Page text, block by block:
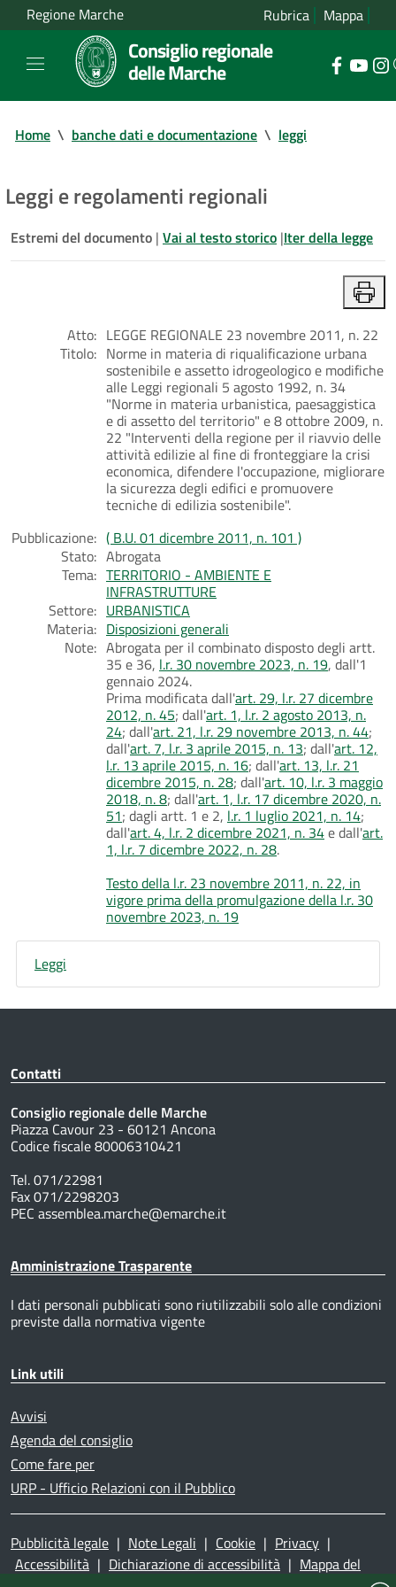
Regione Marche Rubrica Mappa
Consiglio regionale
delle Marche
Home \ banche dati e documentazione \ leggi
Leggi e regolamenti regionali
Estremi del documento | Vai al testo storico |Iter della legge
Atto: LEGGE REGIONALE 23 novembre 2011, n. 22
Titolo: Norme in materia di riqualificazione urbana
sostenibile e assetto idrogeologico e modifiche
alle Leggi regionali 5 agosto 1992, n. 34
"Norme in materia urbanistica, paesaggistica
e di assetto del territorio" e 8 ottobre 2009, n.
22 "Interventi della regione per il riavvio delle
attività edilizie al fine di fronteggiare la crisi
economica, difendere l'occupazione, migliorare
la sicurezza degli edifici e promuovere
tecniche di edilizia sostenibile".
Pubblicazione: ( B.U. 01 dicembre 2011, n. 101 )
Stato: Abrogata
Tema: TERRITORIO - AMBIENTE E
INFRASTRUTTURE
Settore: URBANISTICA
Materia: Disposizioni generali
Note: Abrogata per il combinato disposto degli artt.
35 e 36, l.r. 30 novembre 2023, n. 19, dall'1
gennaio 2024.
Prima modificata dall'art. 29, l.r. 27 dicembre
2012, n. 45; dall'art. 1, l.r. 2 agosto 2013, n.
24; dall'art. 21, l.r. 29 novembre 2013, n. 44;
dall'art. 7, l.r. 3 aprile 2015, n. 13; dall'art. 12,
l.r. 13 aprile 2015, n. 16; dall'art. 13, l.r. 21
dicembre 2015, n. 28; dall'art. 10, l.r. 3 maggio
2018, n. 8; dall'art. 1, l.r. 17 dicembre 2020, n.
51; dagli artt. 1 e 2, l.r. 1 luglio 2021, n. 14;
dall'art. 4, l.r. 2 dicembre 2021, n. 34e dall'art.
1, l.r. 7 dicembre 2022, n. 28.
Testo della l.r. 23 novembre 2011, n. 22, in
vigore prima della promulgazione della l.r. 30
novembre 2023, n. 19
Leggi
Contatti
Consiglio regionale delle Marche
Piazza Cavour 23 - 60121 Ancona
Codice fiscale 80006310421
Tel. 071/22981
Fax 071/2298203
PEC assemblea.marche@emarche.it
Amministrazione Trasparente
I dati personali pubblicati sono riutilizzabili solo alle condizioni
previste dalla normativa vigente
Link utili
Avvisi
Agenda del consiglio
Come fare per
URP - Ufficio Relazioni con il Pubblico
Pubblicità legale | Note Legali | Cookie | Privacy |
Accessibilità | Dichiarazione di accessibilità | Mappa del